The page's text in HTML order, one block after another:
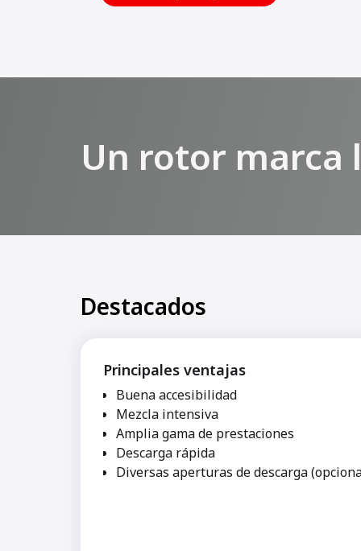
Un rotor marca
Destacados
Principales ventajas
Buena accesibilidad
Mezcla intensiva
Amplia gama de prestaciones
Descarga rápida
Diversas aperturas de descarga